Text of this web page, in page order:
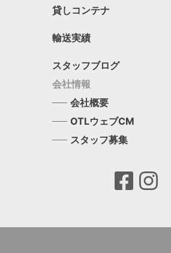
貸しコンテナ
輸送実績
スタッフブログ
会社情報
会社概要
OTLウェブCM
スタッフ募集